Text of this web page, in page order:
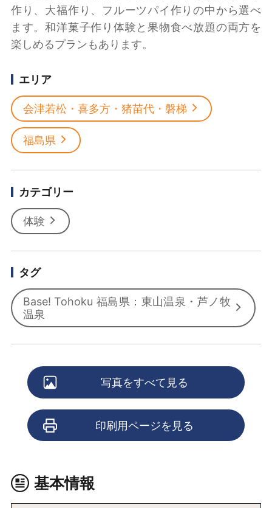
作り、大福作り、フルーツパイ作りの中から選べ
ます。和洋菓子作り体験と果物食べ放題の両方を
楽しめるプランもあります。
エリア
会津若松・喜多方・猪苗代・磐梯
福島県
カテゴリー
体験
タグ
Base! Tohoku 福島県：東山温泉・芦ノ牧
温泉
写真をすべて見る
印刷用ページを見る
基本情報